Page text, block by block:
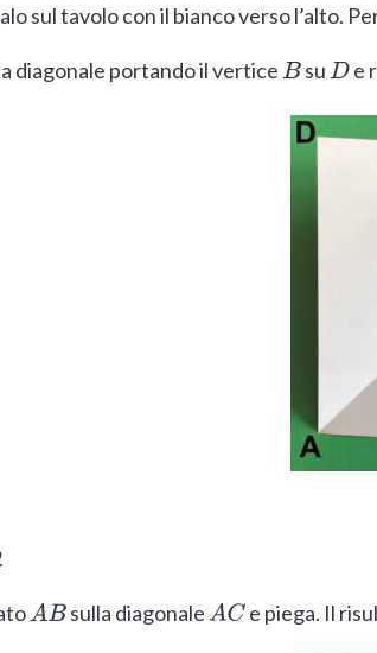
sul tavolo con il bianco verso l’alto.
diagonale portando il verticeBsuDe
AB sulla diagonaleAC e piega. Il